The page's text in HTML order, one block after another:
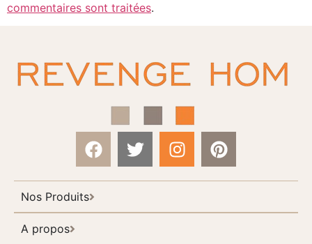
commentaires sont traitées.
Nos Produits
A propos